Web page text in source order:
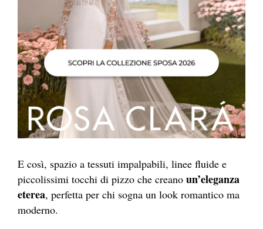
E così, spazio a tessuti impalpabili, linee fluide e
piccolissimi tocchi di pizzo che creano un’eleganza
eterea, perfetta per chi sogna un look romantico ma
moderno.